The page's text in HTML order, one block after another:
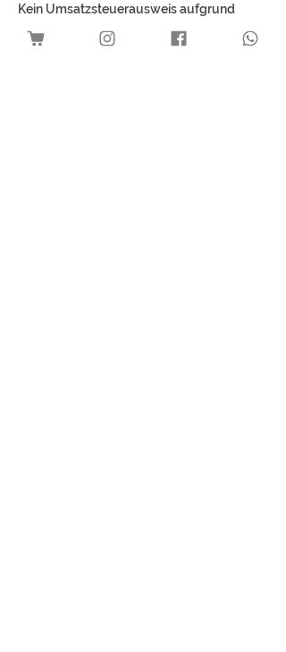
Kein Umsatzsteuerausweis aufgrund
Anwendung der
Kleinunternehmerregelung gemäß § 19